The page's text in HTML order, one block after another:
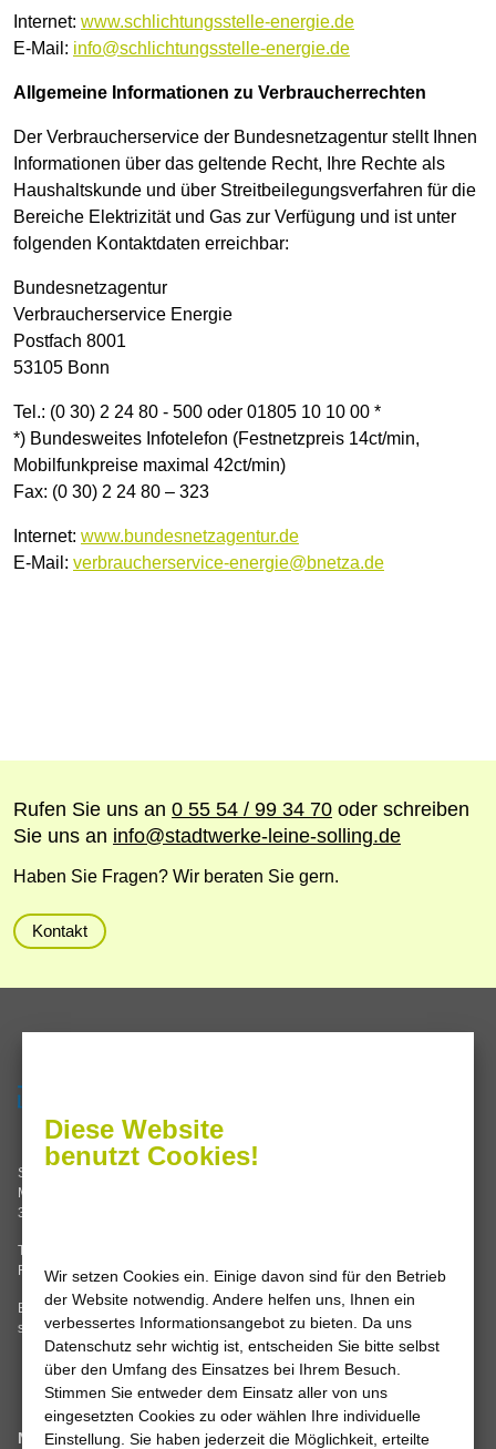
Internet: www.schlichtungsstelle-energie.de
E-Mail: info@schlichtungsstelle-energie.de
Allgemeine Informationen zu Verbraucherrechten
Der Verbraucherservice der Bundesnetzagentur stellt Ihnen
Informationen über das geltende Recht, Ihre Rechte als
Haushaltskunde und über Streitbeilegungsverfahren für die
Bereiche Elektrizität und Gas zur Verfügung und ist unter
folgenden Kontaktdaten erreichbar:
Bundesnetzagentur
Verbraucherservice Energie
Postfach 8001
53105 Bonn
Tel.: (0 30) 2 24 80 - 500 oder 01805 10 10 00 *
*) Bundesweites Infotelefon (Festnetzpreis 14ct/min,
Mobilfunkpreise maximal 42ct/min)
Fax: (0 30) 2 24 80 – 323
Internet: www.bundesnetzagentur.de
E-Mail: verbraucherservice-energie@bnetza.de
Rufen Sie uns an 0 55 54 / 99 34 70 oder schreiben
Sie uns an info@stadtwerke-leine-solling.de
Haben Sie Fragen? Wir beraten Sie gern.
Kontakt
Stadtwerke Leine-Solling GmbH
Mannenstraße 62
37186 Moringen
Tel. 05554 99347-0
Fax 05554 99347-14
E-Mail:info @stadtwerke-leine-
solling.de
Mi, Fr 8.00 – 12.00 Uhr
Navigation Wir sind
Diese Website
benutzt Cookies!
Wir setzen Cookies ein. Einige davon sind für den Betrieb
der Website notwendig. Andere helfen uns, Ihnen ein
verbessertes Informationsangebot zu bieten. Da uns
Datenschutz sehr wichtig ist, entscheiden Sie bitte selbst
über den Umfang des Einsatzes bei Ihrem Besuch.
Stimmen Sie entweder dem Einsatz aller von uns
eingesetzten Cookies zu oder wählen Ihre individuelle
Einstellung. Sie haben jederzeit die Möglichkeit, erteilte